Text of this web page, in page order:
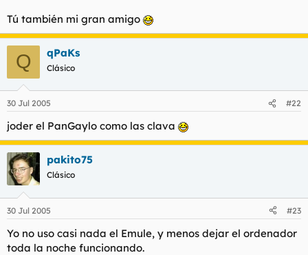
ya se sabe que un mal engrasado de las piezas moviles
resulta fatal para la maquina
te equi bocas, me paso lo mismo y era algo del
transfuncionador del continuo
Tú también mi gran amigo
Q qPaKs
Clásico
30 Jul 2005 #22
joder el PanGaylo como las clava
pakito75
Clásico
30 Jul 2005 #23
Yo no uso casi nada el Emule, y menos dejar el ordenador
toda la noche funcionando.